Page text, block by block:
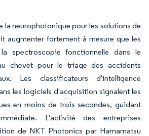
la neurophotonique pour les solutions de
augmenter fortement à mesure que les
spectroscopie fonctionnelle dans le
chevet pour le triage des accidents
Les classificateurs d'intelligence
les logiciels d'acquisition signalent les
en moins de trois secondes, guidant
L'activité des entreprises
de NKT Photonics par Hamamatsu